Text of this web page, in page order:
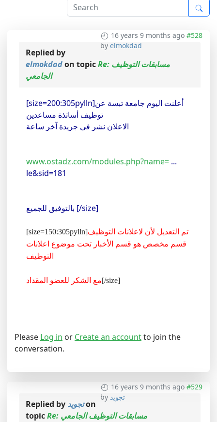
16 years 9 months ago #528
by elmokdad
Replied by
elmokdadon topicRe: مسابقات التوظيف
الجامعي
[size=200:305pylln]أعلنت اليوم جامعة تبسة عن
توظيف أساتذة مساعدين
الاعلان نشر في جريدة آخر ساعة
www.ostadz.com/modules.php?name= ...
le&sid=181
بالتوفيق للجميع [/size]
[size=150:305pylln]تم التعديل لأن لاعلانات التوظيف
قسم مخصص هو قسم الأخبار تحت موضوع اعلانات
التوظيف
مع الشكر للعضو المقداد[/size]
Please Log in or Create an accountto join the
conversation.
16 years 9 months ago #529
by تجويد
Replied by تجويدon
topic
Re: مسابقات التوظيف الجامعي